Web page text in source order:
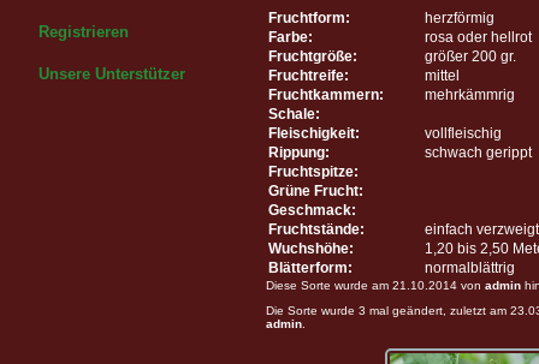
Registrieren
Unsere Unterstützer
Fruchtform:
herzförmig
Farbe:
rosa oder hellrot
Fruchtgröße:
größer 200 gr.
Fruchtreife:
mittel
Fruchtkammern:
mehrkämmrig
Schale:
Fleischigkeit:
vollfleischig
Rippung:
schwach gerippt
Fruchtspitze:
Grüne Frucht:
Geschmack:
Fruchtstände:
einfach verzweigt
Wuchshöhe:
1,20 bis 2,50
Blätterform:
normalblättrig
Diese Sorte wurde am 21.10.2014 von admin
Die Sorte wurde 3 mal geändert, zuletzt am
admin